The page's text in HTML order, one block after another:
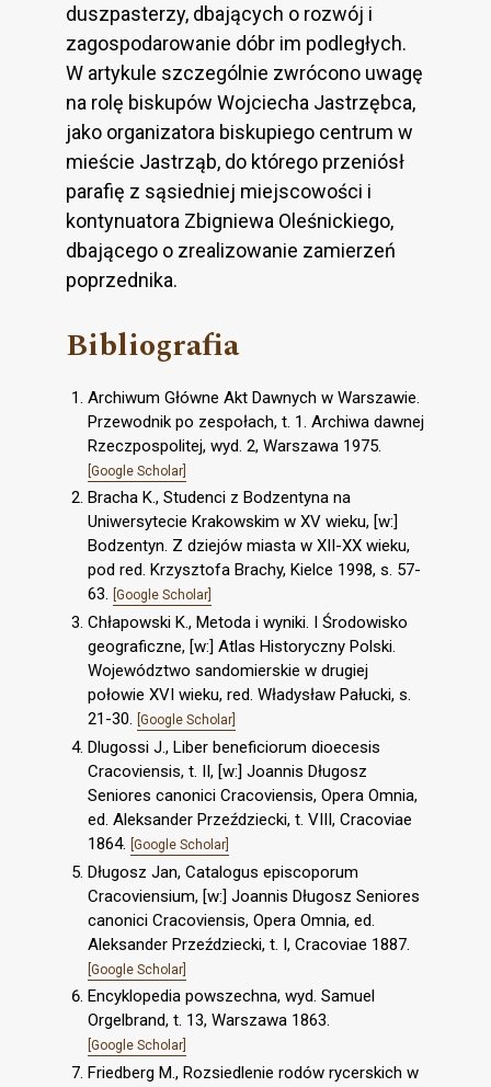
duszpasterzy, dbających o rozwój i
zagospodarowanie dóbr im podległych.
W artykule szczególnie zwrócono uwagę
na rolę biskupów Wojciecha Jastrzębca,
jako organizatora biskupiego centrum w
mieście Jastrząb, do którego przeniósł
parafię z sąsiedniej miejscowości i
kontynuatora Zbigniewa Oleśnickiego,
dbającego o zrealizowanie zamierzeń
poprzednika.
Bibliografia
Archiwum Główne Akt Dawnych w Warszawie.
Przewodnik po zespołach, t. 1. Archiwa dawnej
Rzeczpospolitej, wyd. 2, Warszawa 1975.
[Google Scholar]
Bracha K., Studenci z Bodzentyna na
Uniwersytecie Krakowskim w XV wieku, [w:]
Bodzentyn. Z dziejów miasta w XII-XX wieku,
pod red. Krzysztofa Brachy, Kielce 1998, s. 57-
63. [Google Scholar]
Chłapowski K., Metoda i wyniki. I Środowisko
geograficzne, [w:] Atlas Historyczny Polski.
Województwo sandomierskie w drugiej
połowie XVI wieku, red. Władysław Pałucki, s.
21-30. [Google Scholar]
Dlugossi J., Liber beneficiorum dioecesis
Cracoviensis, t. II, [w:] Joannis Długosz
Seniores canonici Cracoviensis, Opera Omnia,
ed. Aleksander Przeździecki, t. VIII, Cracoviae
1864. [Google Scholar]
Długosz Jan, Catalogus episcoporum
Cracoviensium, [w:] Joannis Długosz Seniores
canonici Cracoviensis, Opera Omnia, ed.
Aleksander Przeździecki, t. I, Cracoviae 1887.
[Google Scholar]
Encyklopedia powszechna, wyd. Samuel
Orgelbrand, t. 13, Warszawa 1863.
[Google Scholar]
Friedberg M., Rozsiedlenie rodów rycerskich w